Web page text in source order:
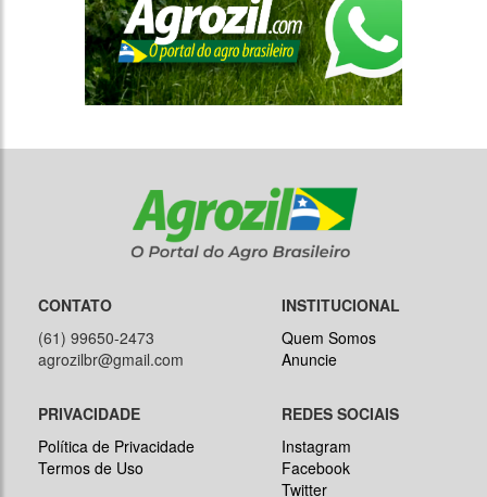
CONTATO
(61) 99650-2473
agrozilbr@gmail.com
INSTITUCIONAL
Quem Somos
Anuncie
PRIVACIDADE
Política de Privacidade
Termos de Uso
REDES SOCIAIS
Instagram
Facebook
Twitter